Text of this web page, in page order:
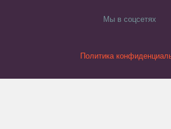
Мы в соцсетях
Политика